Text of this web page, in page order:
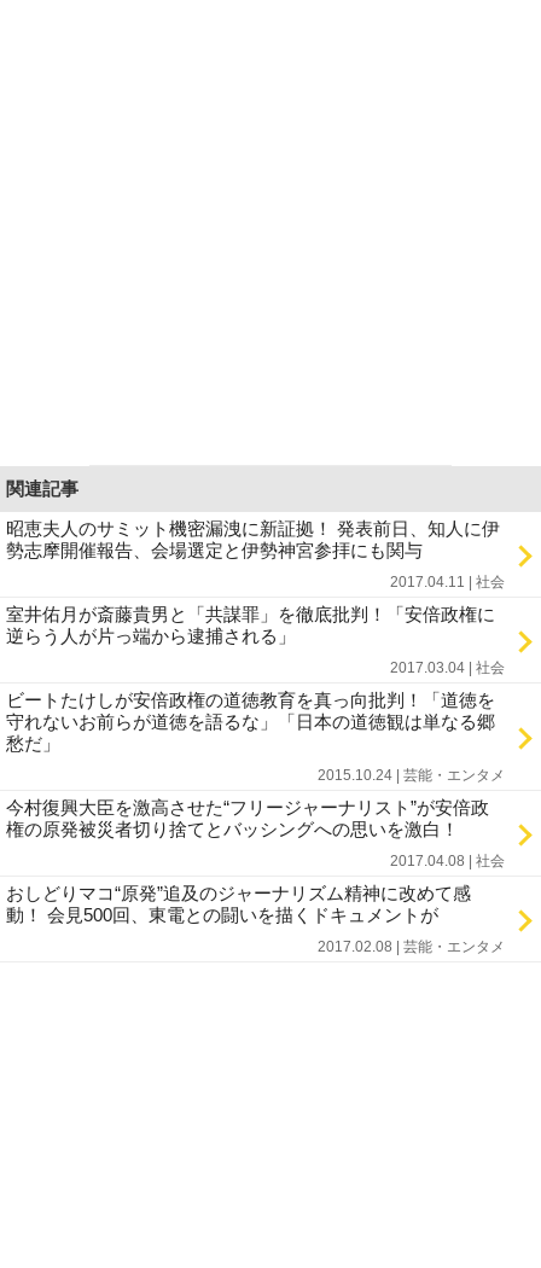
関連記事
昭恵夫人のサミット機密漏洩に新証拠！ 発表前日、知人に伊
勢志摩開催報告、会場選定と伊勢神宮参拝にも関与
2017.04.11 | 社会
室井佑月が斎藤貴男と「共謀罪」を徹底批判！「安倍政権に
逆らう人が片っ端から逮捕される」
2017.03.04 | 社会
ビートたけしが安倍政権の道徳教育を真っ向批判！「道徳を
守れないお前らが道徳を語るな」「日本の道徳観は単なる郷
愁だ」
2015.10.24 | 芸能・エンタメ
今村復興大臣を激高させた“フリージャーナリスト”が安倍政
権の原発被災者切り捨てとバッシングへの思いを激白！
2017.04.08 | 社会
おしどりマコ“原発”追及のジャーナリズム精神に改めて感
動！ 会見500回、東電との闘いを描くドキュメントが
2017.02.08 | 芸能・エンタメ